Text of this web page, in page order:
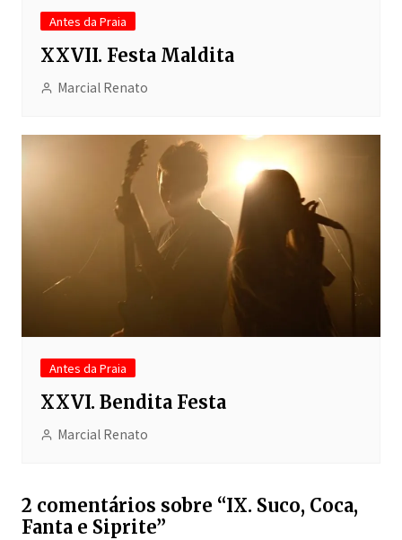
Antes da Praia
XXVII. Festa Maldita
Marcial Renato
Antes da Praia
XXVI. Bendita Festa
Marcial Renato
2 comentários sobre “IX. Suco, Coca,
Fanta e Siprite”